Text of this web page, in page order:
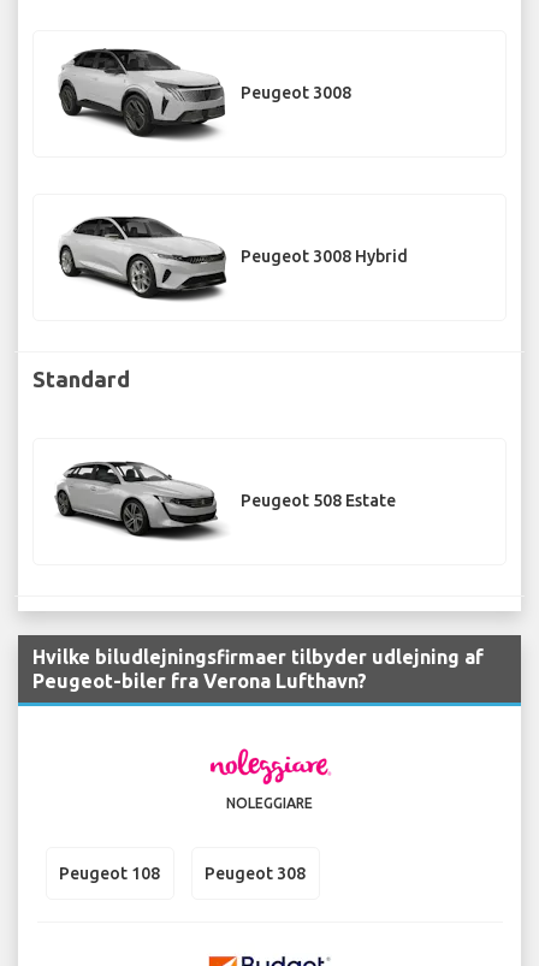
Peugeot 3008
Peugeot 3008 Hybrid
Standard
Peugeot 508 Estate
Hvilke biludlejningsfirmaer tilbyder udlejning af
Peugeot-biler fra Verona Lufthavn?
NOLEGGIARE
Peugeot 108 Peugeot 308